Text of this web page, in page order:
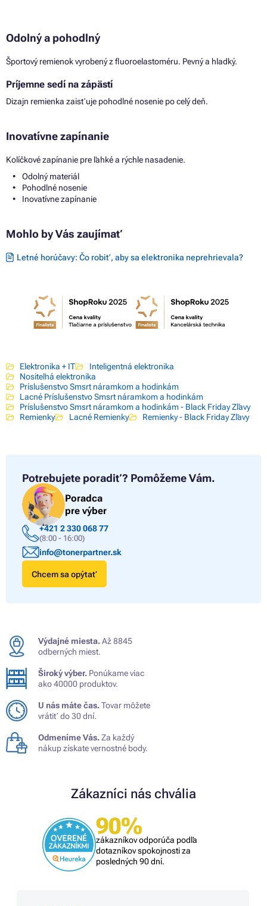
Odolný a pohodlný
Športový remienok vyrobený z fluoroelastoméru. Pevný a hladký.
Príjemne sedí na zápästí
Dizajn remienka zaisťuje pohodlné nosenie po celý deň.
Inovatívne zapínanie
Kolíčkové zapínanie pre ľahké a rýchle nasadenie.
Odolný materiál
Pohodlné nosenie
Inovatívne zapínanie
Mohlo by Vás zaujímať
Letné horúčavy: Čo robiť, aby sa elektronika neprehrievala?
Elektronika + IT
Inteligentná elektronika
Nositeľná elektronika
Príslušenstvo Smsrt náramkom a hodinkám
Lacné Príslušenstvo Smsrt náramkom a hodinkám
Príslušenstvo Smsrt náramkom a hodinkám - Black Friday Zľavy
Remienky
Lacné Remienky Remienky - Black Friday Zľavy
Potrebujete poradiť? Pomôžeme Vám.
Poradca
pre výber
+421 2 330 068 77
(8:00 - 16:00)
info@tonerpartner.sk
Chcem sa opýtať
Výdajné miesta.Až 8845
odberných miest.
Široký výber. Ponúkame viac
ako 40000 produktov.
U nás máte čas.Tovar môžete
vrátiť do 30 dní.
Odmeníme Vás.Za každý
nákup získate vernostné body.
Zákazníci nás chvália
90%
zákazníkov odporúča podľa
dotazníkov spokojnosti za
posledných 90 dní.